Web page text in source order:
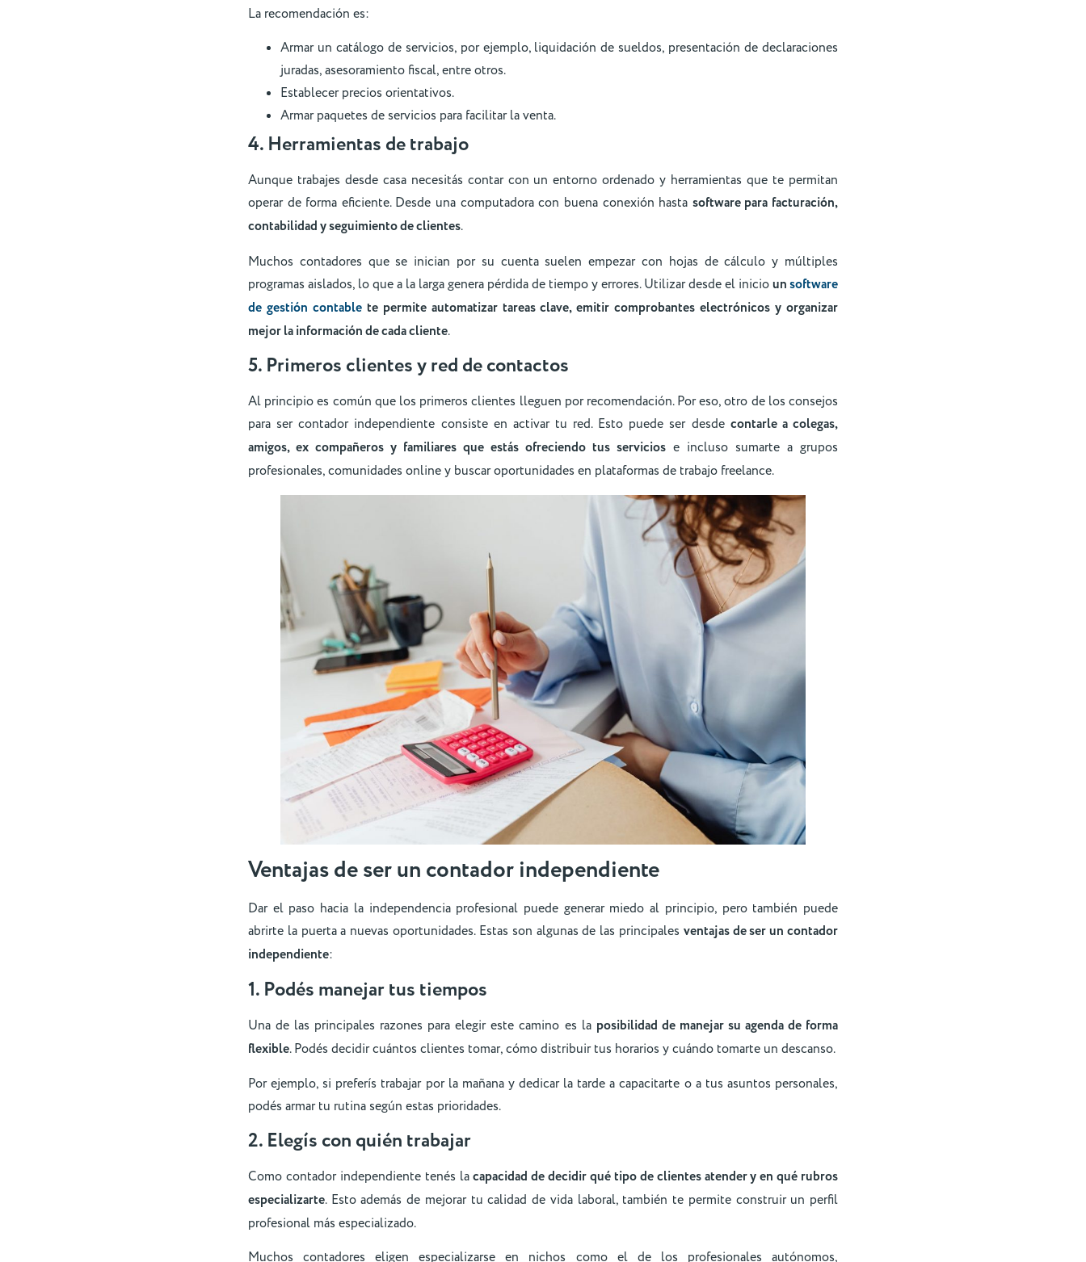
La recomendación es:
Armar un catálogo de servicios, por ejemplo, liquidación de sueldos, presentación de declaraciones
juradas, asesoramiento fiscal, entre otros.
Establecer precios orientativos.
Armar paquetes de servicios para facilitar la venta.
4. Herramientas de trabajo
Aunque trabajes desde casa necesitás contar con un entorno ordenado y herramientas que te permitan
operar de forma eficiente. Desde una computadora con buena conexión hasta software para facturación,
contabilidad y seguimiento de clientes.
Muchos contadores que se inician por su cuenta suelen empezar con hojas de cálculo y múltiples
programas aislados, lo que a la larga genera pérdida de tiempo y errores. Utilizar desde el iniciounsoftware
de gestión contablete permite automatizar tareas clave, emitir comprobantes electrónicos y organizar
mejor la información de cada cliente.
5. Primeros clientes y red de contactos
Al principio es común que los primeros clientes lleguen por recomendación. Por eso, otro de los consejos
para ser contador independiente consiste en activar tu red. Esto puede ser desde contarle a colegas,
amigos, ex compañeros y familiares que estás ofreciendo tus servicios e incluso sumarte a grupos
profesionales, comunidades online y buscar oportunidades en plataformas de trabajo freelance.
Ventajas de ser un contador independiente
Dar el paso hacia la independencia profesional puede generar miedo al principio, pero también puede
abrirte la puerta a nuevas oportunidades. Estas son algunas de las principales ventajas de ser un contador
independiente:
1. Podés manejar tus tiempos
Una de las principales razones para elegir este camino es la posibilidad de manejar su agenda de forma
flexible. Podés decidir cuántos clientes tomar, cómo distribuir tus horarios y cuándo tomarte un descanso.
Por ejemplo, si preferís trabajar por la mañana y dedicar la tarde a capacitarte o a tus asuntos personales,
podés armar tu rutina según estas prioridades.
2. Elegís con quién trabajar
Como contador independiente tenés lacapacidad de decidir qué tipo de clientes atender y en qué rubros
especializarte. Esto además de mejorar tu calidad de vida laboral, también te permite construir un perfil
profesional más especializado.
Muchos contadores eligen especializarse en nichos como el de los profesionales autónomos,